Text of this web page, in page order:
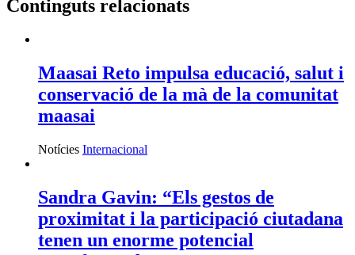
Continguts relacionats
Maasai Reto impulsa educació, salut i
conservació de la mà de la comunitat
maasai
Notícies Internacional
Sandra Gavin: “Els gestos de
proximitat i la participació ciutadana
tenen un enorme potencial